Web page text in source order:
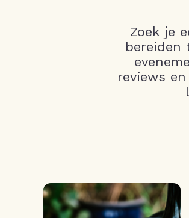
Zoek je
bereiden
reviews